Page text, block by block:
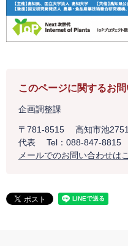
このページに関するお
企画調整課
〒781-8515
高知市池
代表
Tel：088-847-8815
メールでのお問い合わせは